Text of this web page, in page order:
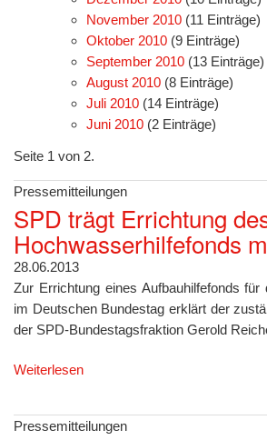
November 2010 (11 Einträge)
Oktober 2010 (9 Einträge)
September 2010 (13 Einträge)
August 2010 (8 Einträge)
Juli 2010 (14 Einträge)
Juni 2010 (2 Einträge)
Seite 1 von 2.
Pressemitteilungen
SPD trägt Errichtung
Hochwasserhilfefonds
28.06.2013
Zur Errichtung eines Aufbauhilfefonds für
im Deutschen Bundestag erklärt der
der SPD-Bundestagsfraktion Gerold
Weiterlesen
Pressemitteilungen